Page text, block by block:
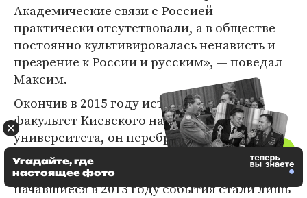
Академические связи с Россией
практически отсутствовали, а в обществе
постоянно культивировалась ненависть и
презрение к России и русским», — поведал
Максим.
Окончив в 2015 году исторический
факультет Киевского национального
университета, он перебрался на учебу в
Москву. По его словам, переезд был связан с
желанием сохранить свою идентичность, а
начавшиеся в 2013 году события стали лишь
Угадайте, где
настоящее фото